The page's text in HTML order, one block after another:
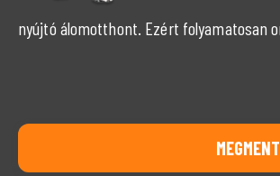
nyújtó álomotthont. Ezért folyamatosan